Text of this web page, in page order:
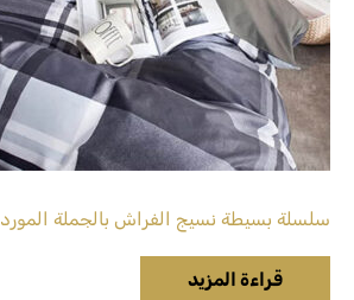
سلسلة بسيطة نسيج الفراش بالجملة المورد
قراءة المزيد